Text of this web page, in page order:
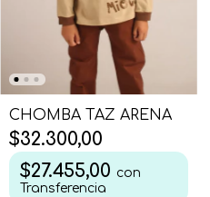
CHOMBA TAZ ARENA
$32.300,00
$27.455,00 con
Transferencia